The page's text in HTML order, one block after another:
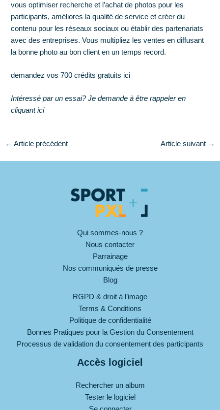
vous optimiser recherche et l’achat de photos pour les
participants, améliores la qualité de service et créer du
contenu pour les réseaux sociaux ou établir des partenariats
avec des entreprises. Vous multipliez les ventes en diffusant
la bonne photo au bon client en un temps record.
demandez vos 700 crédits gratuits ici
Intéressé par un essai? Je demande à être rappeler en
cliquantici
← Article précédent Article suivant →
Qui sommes-nous ?
Nous contacter
Parrainage
Nos communiqués de presse
Blog
RGPD & droit à l’image
Terms & Conditions
Politique de confidentialité
Bonnes Pratiques pour la Gestion du Consentement
Processus de validation du consentement des participants
Accès logiciel
Rechercher un album
Tester le logiciel